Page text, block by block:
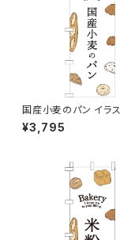
国産小麦のパン イラ
ぼり旗
¥3,795